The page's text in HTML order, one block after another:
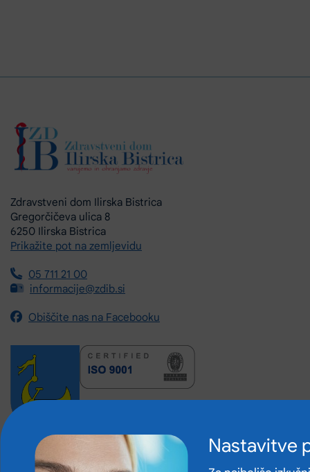
Nastavitve
Zdravstveni dom Ilirska Bistrica
Gregorčičeva ulica 8
6250 Ilirska Bistrica
Prikažite pot na zemljevidu
05 711 21 00
informacije@zdib.si
Obiščite nas na Facebooku